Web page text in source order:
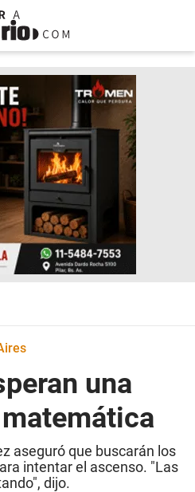
una
aseguró que buscarán los
intentar el ascenso. "Las
dijo.